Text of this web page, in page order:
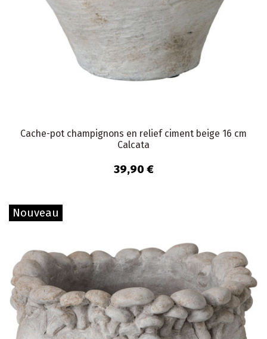
Cache-pot champignons en relief ciment beige 16 cm
Calcata
39,90 €
Nouveau